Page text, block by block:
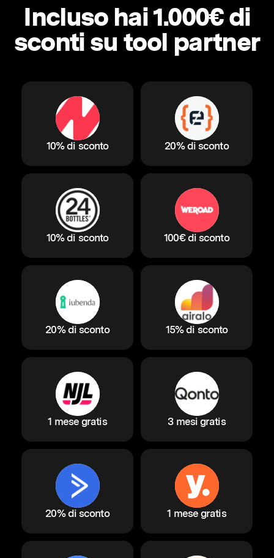
Incluso hai 1.000€ di
sconti su tool partner
10% di sconto 20% di sconto
10% di sconto 100€ di sconto
20% di sconto 15% di sconto
1 mese gratis 3 mesi gratis
20% di sconto 1 mese gratis